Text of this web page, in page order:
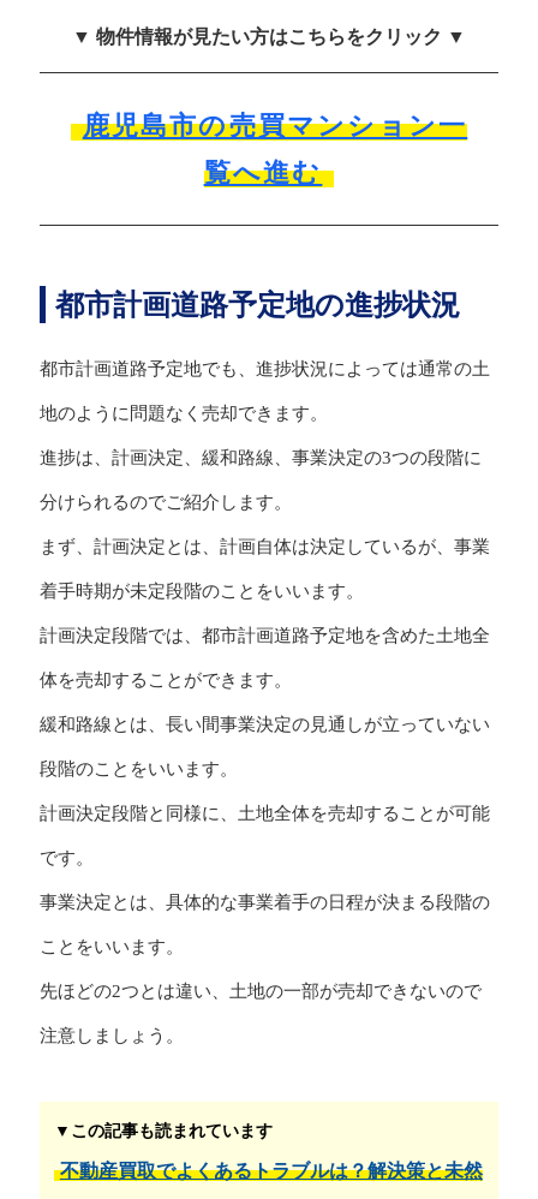
▼ 物件情報が見たい方はこちらをクリック ▼
鹿児島市の売買マンション一
覧へ進む
都市計画道路予定地の進捗状況
都市計画道路予定地でも、進捗状況によっては通常の土
地のように問題なく売却できます。
進捗は、計画決定、緩和路線、事業決定の3つの段階に
分けられるのでご紹介します。
まず、計画決定とは、計画自体は決定しているが、事業
着手時期が未定段階のことをいいます。
計画決定段階では、都市計画道路予定地を含めた土地全
体を売却することができます。
緩和路線とは、長い間事業決定の見通しが立っていない
段階のことをいいます。
計画決定段階と同様に、土地全体を売却することが可能
です。
事業決定とは、具体的な事業着手の日程が決まる段階の
ことをいいます。
先ほどの2つとは違い、土地の一部が売却できないので
注意しましょう。
▼この記事も読まれています
不動産買取でよくあるトラブルは？解決策と未然